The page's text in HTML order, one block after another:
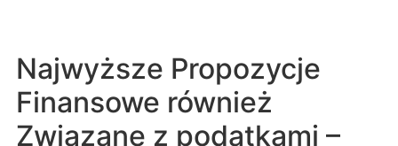
Najwyższe Propozycje
Finansowe również
Związane z podatkami –